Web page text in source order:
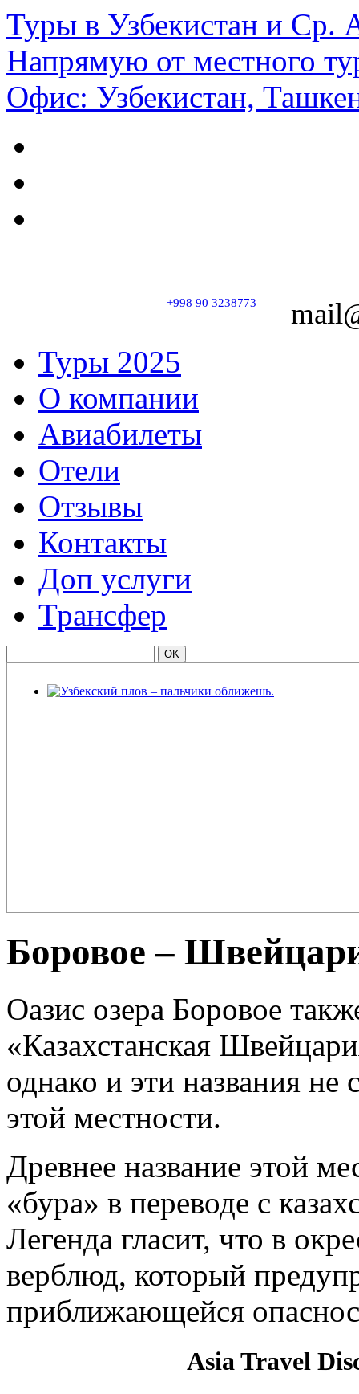
Туры в Узбекистан и Ср.
Напрямую от местного
Офис: Узбекистан,
+998 90 3238773
Туры 2025
О компании
Авиабилеты
Отели
Отзывы
Контакты
Доп услуги
Трансфер
Боровое –
Оазис озера Боровое
«Казахстанская
однако и эти названия
этой местности.
Древнее название этой
«бура» в переводе с
Легенда гласит, что в
верблюд, который
приближающейся
Asia Travel